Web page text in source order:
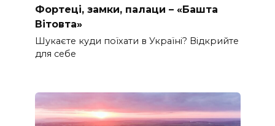
Фортеці, замки, палаци – «Башта
Вітовта»
Шукаєте куди поїхати в Україні? Відкрийте
для себе